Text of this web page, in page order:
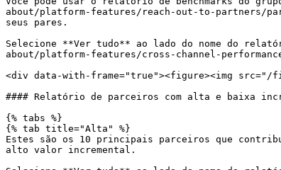
about/platform-features/reach-out-to-partners/
seus pares.
Selecione **Ver tudo** ao lado do nome do
about/platform-features/cross-channel-
<div data-with-frame="true"><figure><img src="/
#### Relatório de parceiros com alta e baixa
{% tabs %}
{% tab title="Alta" %}
Estes são os 10 principais parceiros que
alto valor incremental.